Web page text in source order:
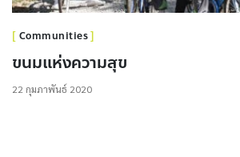
Communities
ขนมแห่งความสุข
22 กุมภาพันธ์ 2020